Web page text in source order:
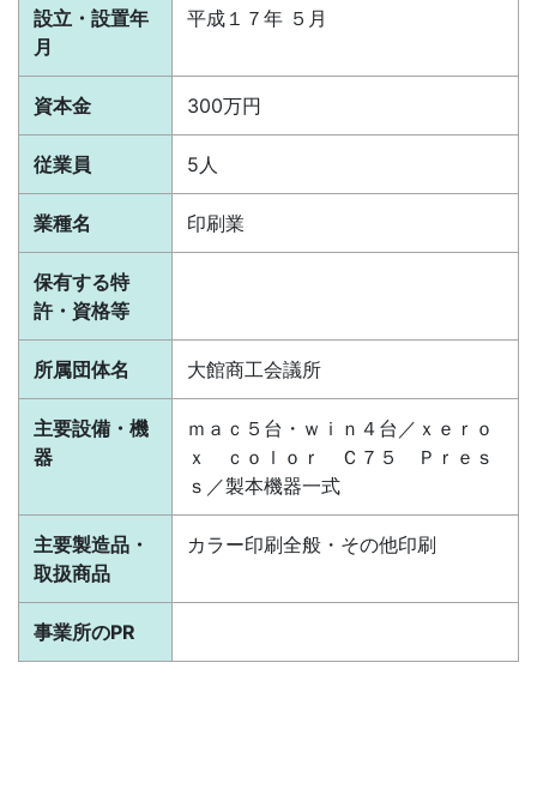
設立・設置年
月
平成１７年 ５月
資本金 300万円
従業員 5人
業種名 印刷業
保有する特
許・資格等
所属団体名 大館商工会議所
主要設備・機
器
ｍａｃ５台・ｗｉｎ４台／ｘｅｒｏ
ｘ ｃｏｌｏｒ Ｃ７５ Ｐｒｅｓ
ｓ／製本機器一式
主要製造品・
取扱商品
カラー印刷全般・その他印刷
事業所のPR